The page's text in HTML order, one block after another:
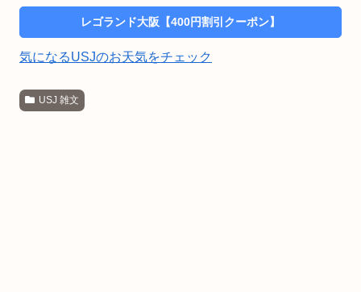
レゴランド大阪【400円割引クーポン】
気になるUSJのお天気をチェック
USJ 雑文